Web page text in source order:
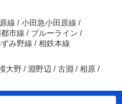
線 / 小田急小田原線 /
市線 / ブルーライン /
み野線 / 相鉄本線
大野 / 淵野辺 / 古淵 / 相原 /